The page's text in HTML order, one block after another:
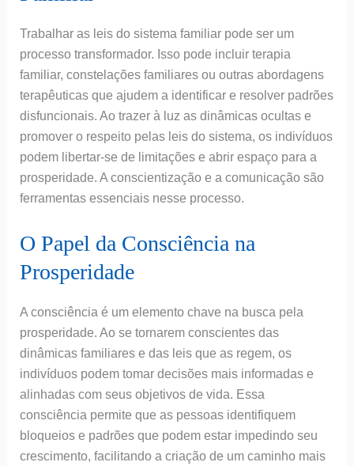
Trabalhar as leis do sistema familiar pode ser um
processo transformador. Isso pode incluir terapia
familiar, constelações familiares ou outras abordagens
terapêuticas que ajudem a identificar e resolver padrões
disfuncionais. Ao trazer à luz as dinâmicas ocultas e
promover o respeito pelas leis do sistema, os indivíduos
podem libertar-se de limitações e abrir espaço para a
prosperidade. A conscientização e a comunicação são
ferramentas essenciais nesse processo.
O Papel da Consciência na
Prosperidade
A consciência é um elemento chave na busca pela
prosperidade. Ao se tornarem conscientes das
dinâmicas familiares e das leis que as regem, os
indivíduos podem tomar decisões mais informadas e
alinhadas com seus objetivos de vida. Essa
consciência permite que as pessoas identifiquem
bloqueios e padrões que podem estar impedindo seu
crescimento, facilitando a criação de um caminho mais